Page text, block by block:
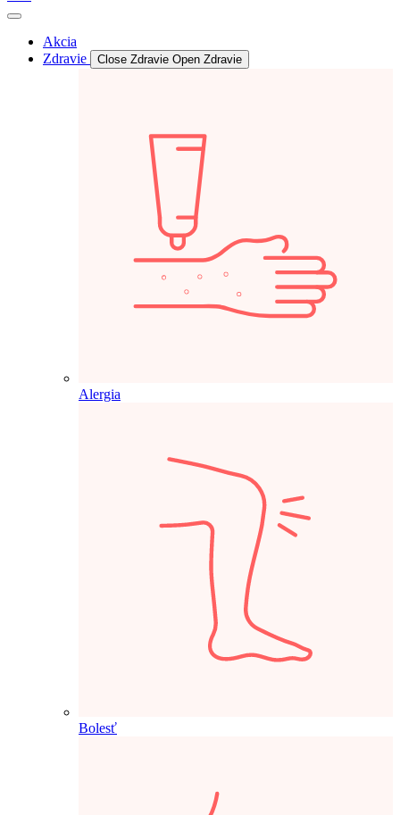
Akcia
Zdravie
Close Zdravie Open Zdravie
Alergia
Bolesť